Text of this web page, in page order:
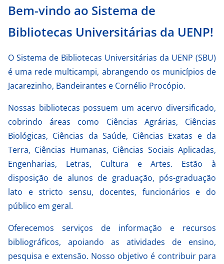
Bem-vindo ao Sistema de
Bibliotecas Universitárias da UENP!
O Sistema de Bibliotecas Universitárias da UENP (SBU)
é uma rede multicampi, abrangendo os municípios de
Jacarezinho, Bandeirantes e Cornélio Procópio.
Nossas bibliotecas possuem um acervo diversificado,
cobrindo áreas como Ciências Agrárias, Ciências
Biológicas, Ciências da Saúde, Ciências Exatas e da
Terra, Ciências Humanas, Ciências Sociais Aplicadas,
Engenharias, Letras, Cultura e Artes. Estão à
disposição de alunos de graduação, pós-graduação
lato e stricto sensu, docentes, funcionários e do
público em geral.
Oferecemos serviços de informação e recursos
bibliográficos, apoiando as atividades de ensino,
pesquisa e extensão. Nosso objetivo é contribuir para